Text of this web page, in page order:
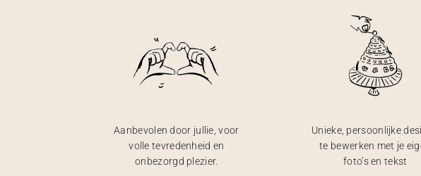
Aanbevolen door jullie, voor
volle tevredenheid en
onbezorgd plezier.
Unieke, persoonlijke
te bewerken met je
foto’s en tekst